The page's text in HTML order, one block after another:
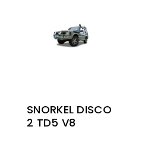
SNORKEL DISCO
2 TD5 V8